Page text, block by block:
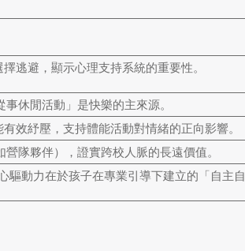
逃避，顯示心理支持系統的重要性。
休閒活動」是快樂的主來源。
效紓壓，支持體能活動對情緒的正向影響。
隊夥伴），證實跨校人脈的長遠價值。
心驅動力在於孩子在專業引導下建立的「自主自